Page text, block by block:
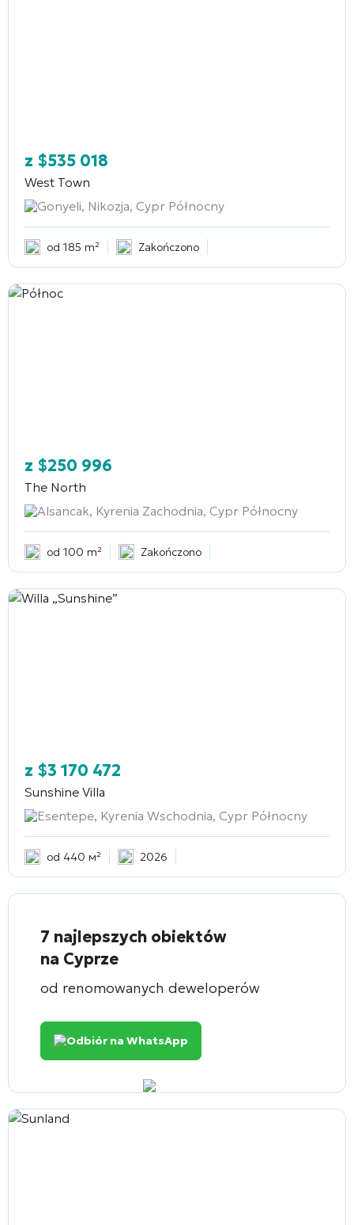
z $535 018
West Town
Gonyeli, Nikozja, Cypr Północny
od 185 m² Zakończono
z $250 996
The North
Alsancak, Kyrenia Zachodnia, Cypr Północny
od 100 m² Zakończono
z $3 170 472
Sunshine Villa
Esentepe, Kyrenia Wschodnia, Cypr Północny
od 440 м² 2026
7 najlepszych obiektów
na Cyprze
od renomowanych deweloperów
Odbiór na WhatsApp